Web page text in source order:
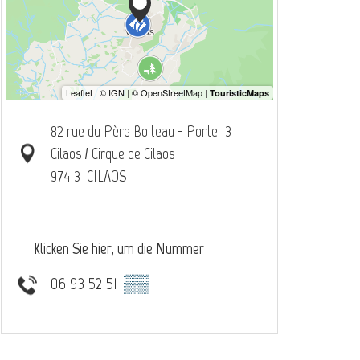
82 rue du Père Boiteau - Porte 13
Cilaos / Cirque de Cilaos
97413 CILAOS
Klicken Sie hier, um die Nummer
06 93 52 51 ▒▒